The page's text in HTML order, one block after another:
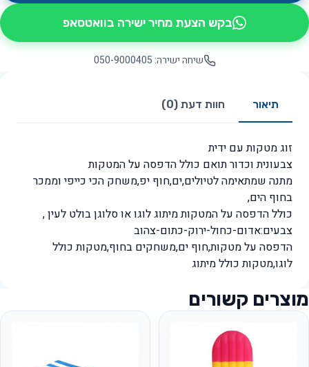
בקש הצעת מחיר ישירה בוואטסאפ
שיחה ישירה: 050-9000405
תיאור חוות דעת (0)
זוג מטקות עם ידית
צבעונית וכדור תואם כולל הדפסה על המטקות
מתנה שמתאימה לטיולים,ים,חוף יפ,משחק הכי כייפי וממכר
בחוף הים,
כולל הדפסה על המטקות מיתוג לוגו או סלוגן בולט לעין ,
צבעים:אדום-כחול-ירוק-כתום-צהוב
הדפסה על מטקות,חוף ים,משחקים בחוף,מטקות כולל
לוגו,מטקות כולל מיתוג
מוצרים קשורים